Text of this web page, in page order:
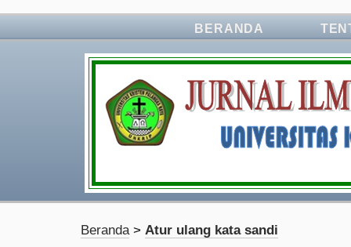
BERANDA
Beranda> Atur ulang kata sandi